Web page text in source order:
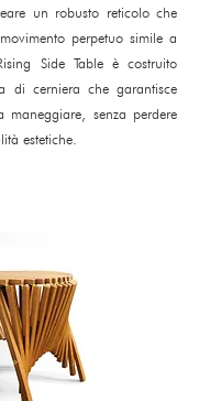
un robusto reticolo che
perpetuo simile a
Side Table è costruito
di cerniera che garantisce
senza perdere
estetiche.